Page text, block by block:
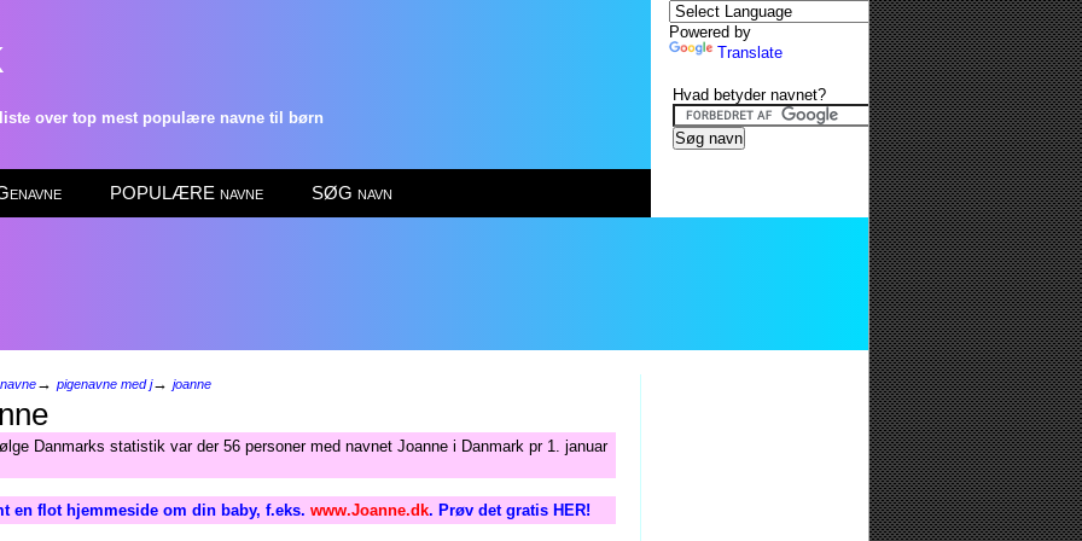
over top mest populære navne til børn
POPULÆRE navne SØG navn
→ pigenavne med j→ joanne
Danmarks statistik var der 56 personer med navnet Joanne i Danmark pr 1. januar
en flot hjemmeside om din baby, f.eks. www.Joanne.dk. Prøv det gratis HER!
Powered by
Translate
Hvad betyder navnet?